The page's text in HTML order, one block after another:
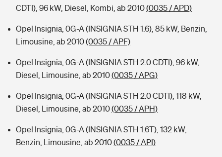
CDTI), 96 kW, Diesel, Kombi, ab 2010(0035 / APD)
Opel Insignia, 0G-A (INSIGNIA STH 1.6), 85 kW, Benzin,
Limousine, ab 2010(0035 / APF)
Opel Insignia, 0G-A (INSIGNIA STH 2.0 CDTI), 96 kW,
Diesel, Limousine, ab 2010(0035 / APG)
Opel Insignia, 0G-A (INSIGNIA STH 2.0 CDTI), 118 kW,
Diesel, Limousine, ab 2010(0035 / APH)
Opel Insignia, 0G-A (INSIGNIA STH 1.6T), 132 kW,
Benzin, Limousine, ab 2010(0035 / API)